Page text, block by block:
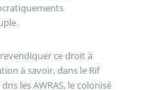
ce droit à
à savoir, dans le Rif
les AWRAS, le colonisé